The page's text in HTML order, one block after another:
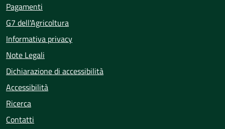
Pagamenti
G7 dell'Agricoltura
Informativa privacy
Note Legali
Dichiarazione di accessibilità
Accessibilità
Ricerca
Contatti